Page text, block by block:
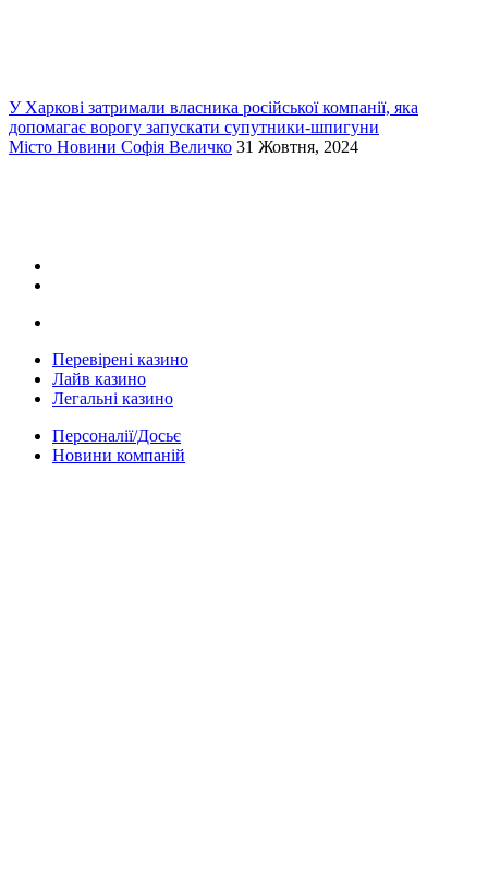
У Харкові затримали власника російської компанії, яка
допомагає ворогу запускати супутники-шпигуни
Місто Новини Софія Величко 31 Жовтня, 2024
Перевірені казино
Лайв казино
Легальні казино
Персоналії/Досьє
Новини компаній